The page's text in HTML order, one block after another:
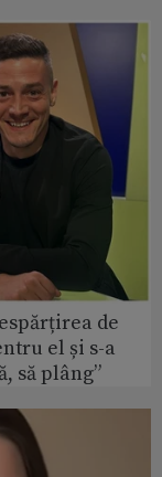
de
el și s-a
să plâng”